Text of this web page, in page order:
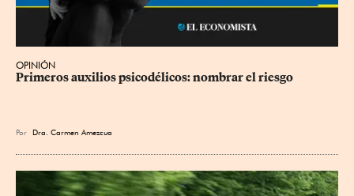
OPINIÓN
Primeros auxilios psicodélicos: nombrar el riesgo
Por Dra. Carmen Amezcua